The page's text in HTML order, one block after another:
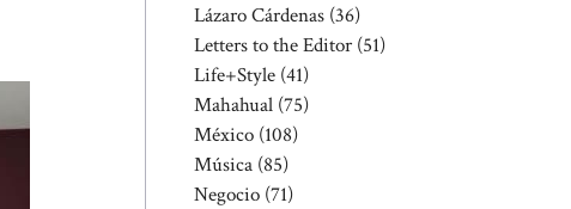
Lázaro Cárdenas (36)
Letters to the Editor (51)
Life+Style (41)
Mahahual (75)
México (108)
Música (85)
Negocio (71)